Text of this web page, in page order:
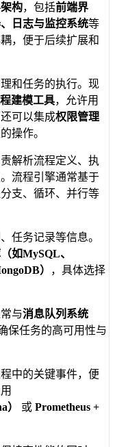
构，包括前端界
日志与监控系统等
，便于后续扩展和
和任务的执行。现
建模工具，允许用
可以集成权限管理
操作。
解析流程定义、执
流程引擎通常基于
支、循环、并行等
任务记录等信息。
如MySQL、
）
，具体选择
与消息队列系统
保任务的高可用性与
中的关键事件，便
）
或 Prometheus +